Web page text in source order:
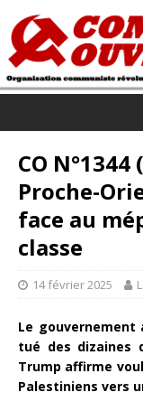
CO
Proche-
face au
classe
14 février 2025
Le gouvernement
tué des dizaines
Trump affirme
Palestiniens vers